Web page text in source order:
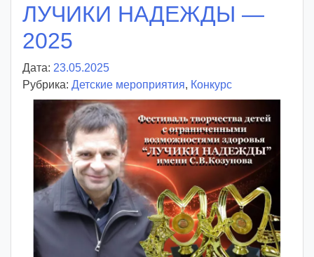
m
d
ЛУЧИКИ НАДЕЖДЫ —
2025
Дата: 23.05.2025
в
т
о
р
:
v
o
i
d
d
Рубрика: Детские мероприятия, Конкурс